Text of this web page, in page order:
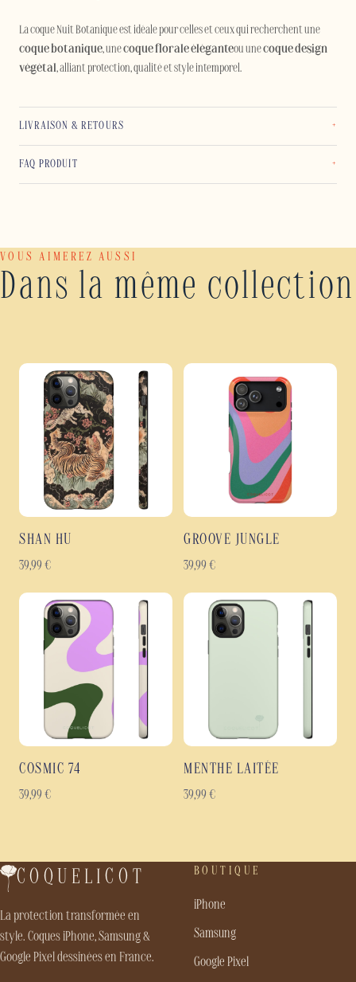
La coque Nuit Botanique est idéale pour celles et ceux qui recherchent une
coque botanique, unecoque florale éléganteou unecoque design
végétal, alliant protection, qualité et style intemporel.
LIVRAISON & RETOURS
FAQ PRODUIT
VOUS AIMEREZ AUSSI
Dans la même collection
SHAN HU
39,99 €
GROOVE JUNGLE
39,99 €
COSMIC 74
39,99 €
MENTHE LAITÉE
39,99 €
COQUELICOT
La protection transformée en
style. Coques iPhone, Samsung &
Google Pixel dessinées en France.
BOUTIQUE
iPhone
Samsung
Google Pixel